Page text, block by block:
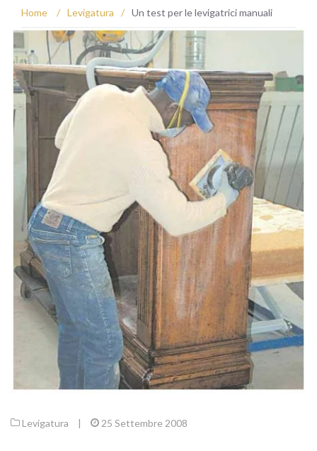
Home / Levigatura / Un test per le levigatrici manuali
Levigatura | 25 Settembre 2008